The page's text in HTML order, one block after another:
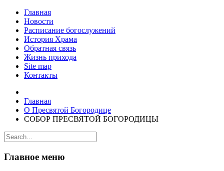
Главная
Новости
Расписание богослужений
История Храма
Обратная связь
Жизнь прихода
Site map
Контакты
Главная
О Пресвятой Богородице
СОБОР ПРЕСВЯТОЙ БОГОРОДИЦЫ
Главное меню